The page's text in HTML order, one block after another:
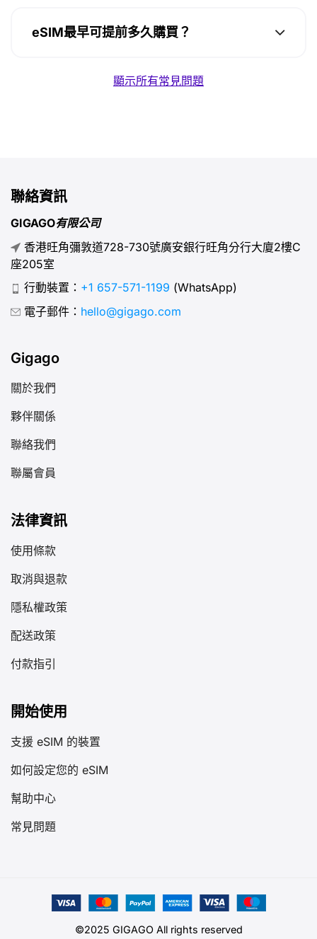
eSIM最早可提前多久購買？
顯示所有常見問題
聯絡資訊
GIGAGO有限公司
香港旺角彌敦道728-730號廣安銀行旺角分行大廈2樓C
座205室
行動裝置： +1 657-571-1199 (WhatsApp)
電子郵件： hello@gigago.com
Gigago
關於我們
夥伴關係
聯絡我們
聯屬會員
法律資訊
使用條款
取消與退款
隱私權政策
配送政策
付款指引
開始使用
支援 eSIM 的裝置
如何設定您的 eSIM
幫助中心
常見問題
©2025 GIGAGO All rights reserved